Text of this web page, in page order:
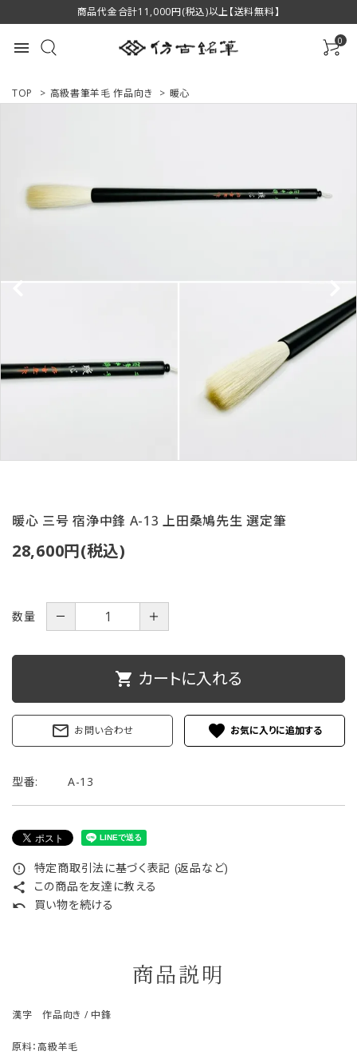
商品代金合計11,000円(税込)以上【送料無料】
menu 0
ご利用ガイド
特定商取引法について
TOP > 高級書筆羊毛 作品向き > 暖心
暖心 三号 宿浄中鋒 A-13 上田桑鳩先生 選定筆
28,600円(税込)
数量 － ＋
shopping_cart カートに入れる
mail_outline お問い合わせ favorite
型番: A-13
error_outline 特定商取引法に基づく表記 (返品など)
share この商品を友達に教える
undo 買い物を続ける
商品説明
漢字 作品向き / 中鋒
原料：高級羊毛